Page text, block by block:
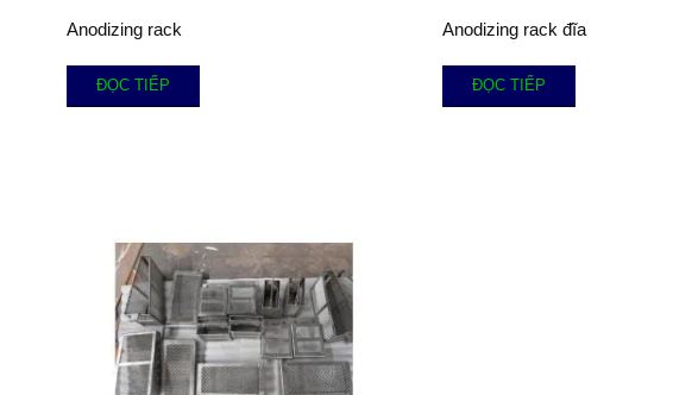
Anodizing rack
ĐỌC TIẾP
Anodizing rack đĩa
ĐỌC TIẾP